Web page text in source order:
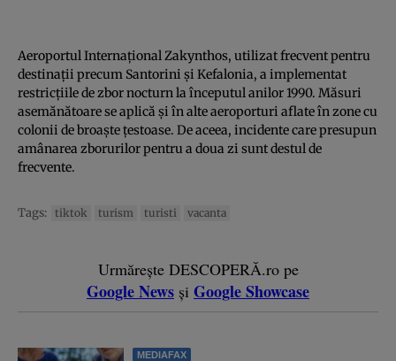
Aeroportul Internațional Zakynthos, utilizat frecvent pentru
destinații precum Santorini și Kefalonia, a implementat
restricțiile de zbor nocturn la începutul anilor 1990. Măsuri
asemănătoare se aplică și în alte aeroporturi aflate în zone cu
colonii de broaște țestoase. De aceea, incidente care presupun
amânarea zborurilor pentru a doua zi sunt destul de
frecvente.
Tags: tiktok turism turisti vacanta
Urmărește DESCOPERĂ.ro pe
Google News și Google Showcase
MEDIAFAX